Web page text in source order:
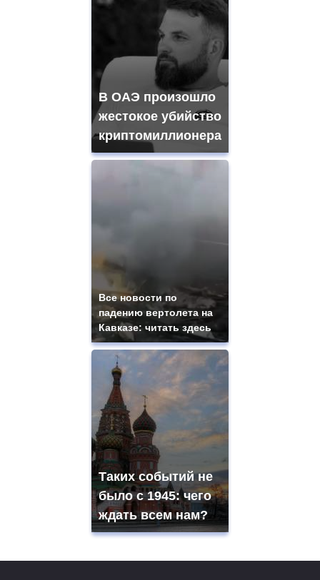
В ОАЭ произошло
жестокое убийство
криптомиллионера
Все новости по
падению вертолета на
Кавказе: читать здесь
Таких событий не
было с 1945: чего
ждать всем нам?